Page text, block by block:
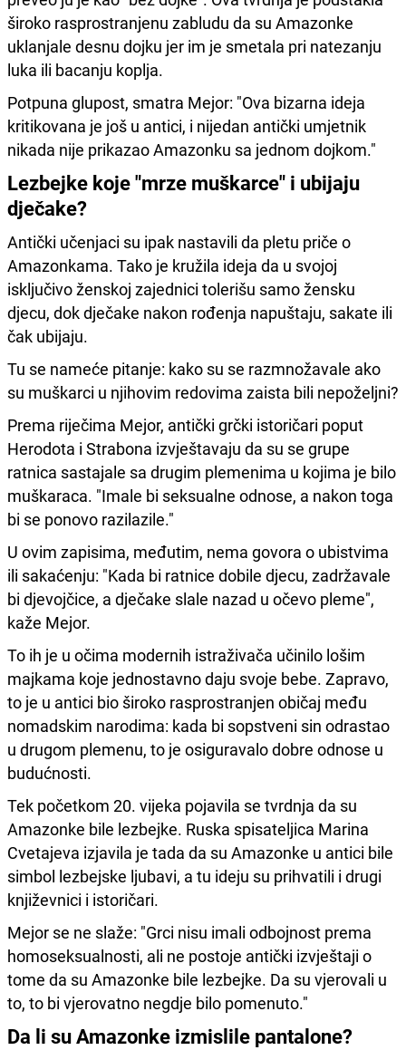
široko rasprostranjenu zabludu da su Amazonke
uklanjale desnu dojku jer im je smetala pri natezanju
luka ili bacanju koplja.
Potpuna glupost, smatra Mejor: "Ova bizarna ideja
kritikovana je još u antici, i nijedan antički umjetnik
nikada nije prikazao Amazonku sa jednom dojkom."
Lezbejke koje "mrze muškarce" i ubijaju
dječake?
Antički učenjaci su ipak nastavili da pletu priče o
Amazonkama. Tako je kružila ideja da u svojoj
isključivo ženskoj zajednici tolerišu samo žensku
djecu, dok dječake nakon rođenja napuštaju, sakate ili
čak ubijaju.
Tu se nameće pitanje: kako su se razmnožavale ako
su muškarci u njihovim redovima zaista bili nepoželjni?
Prema riječima Mejor, antički grčki istoričari poput
Herodota i Strabona izvještavaju da su se grupe
ratnica sastajale sa drugim plemenima u kojima je bilo
muškaraca. "Imale bi seksualne odnose, a nakon toga
bi se ponovo razilazile."
U ovim zapisima, međutim, nema govora o ubistvima
ili sakaćenju: "Kada bi ratnice dobile djecu, zadržavale
bi djevojčice, a dječake slale nazad u očevo pleme",
kaže Mejor.
To ih je u očima modernih istraživača učinilo lošim
majkama koje jednostavno daju svoje bebe. Zapravo,
to je u antici bio široko rasprostranjen običaj među
nomadskim narodima: kada bi sopstveni sin odrastao
u drugom plemenu, to je osiguravalo dobre odnose u
budućnosti.
Tek početkom 20. vijeka pojavila se tvrdnja da su
Amazonke bile lezbejke. Ruska spisateljica Marina
Cvetajeva izjavila je tada da su Amazonke u antici bile
simbol lezbejske ljubavi, a tu ideju su prihvatili i drugi
književnici i istoričari.
Mejor se ne slaže: "Grci nisu imali odbojnost prema
homoseksualnosti, ali ne postoje antički izvještaji o
tome da su Amazonke bile lezbejke. Da su vjerovali u
to, to bi vjerovatno negdje bilo pomenuto."
Da li su Amazonke izmislile pantalone?